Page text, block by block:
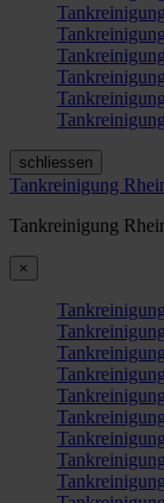
schliessen
Tankreinigung
Tankreinigung
×